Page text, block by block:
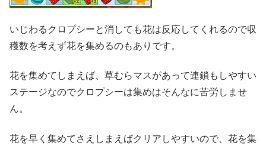
いじわるクロプシーと消しても花は反応してくれるので収
穫数を考えず花を集めるのもありです。
花を集めてしまえば、草むらマスがあって連鎖もしやすい
ステージなのでクロプシーは集めはそんなに苦労しませ
ん。
花を早く集めてさえしまえばクリアしやすいので、花を集